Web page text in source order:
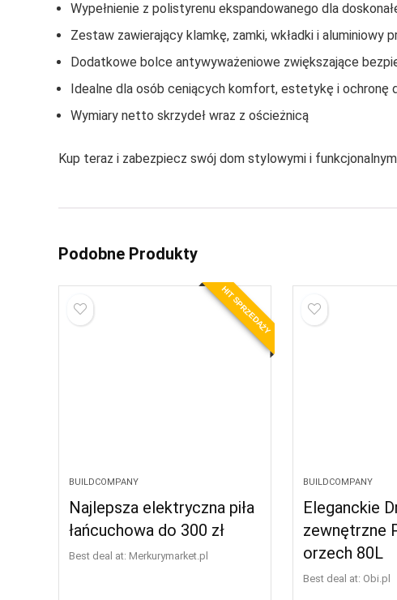
Wypełnienie z polistyrenu ekspandowanego dla
Zestaw zawierający klamkę, zamki, wkładki i aluminiowy
Dodatkowe bolce antywyważeniowe zwiększające
Idealne dla osób ceniących komfort, estetykę i ochronę
Wymiary netto skrzydeł wraz z ościeżnicą
Kup teraz i zabezpiecz swój dom stylowymi i
Podobne Produkty
HIT SPRZEDAŻY
BUILDCOMPANY
Najlepsza elektryczna piła
łańcuchowa do 300 zł
Best deal at: merkurymarket.pl
BUILDCOMPANY
Eleganckie
zewnętrzne
orzech 80L
Best deal at: obi.pl